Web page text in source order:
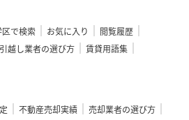
区で検索 お気に入り
閲覧履歴
越し業者の選び方
賃貸用語集
不動産売却実績
売却業者の選び方